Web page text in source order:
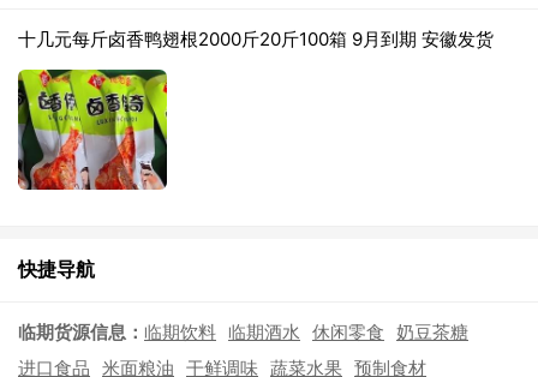
十几元每斤卤香鸭翅根2000斤20斤100箱 9月到期 安徽发货
快捷导航
临期货源信息： 临期饮料 临期酒水 休闲零食 奶豆茶糖
进口食品 米面粮油 干鲜调味 蔬菜水果 预制食材